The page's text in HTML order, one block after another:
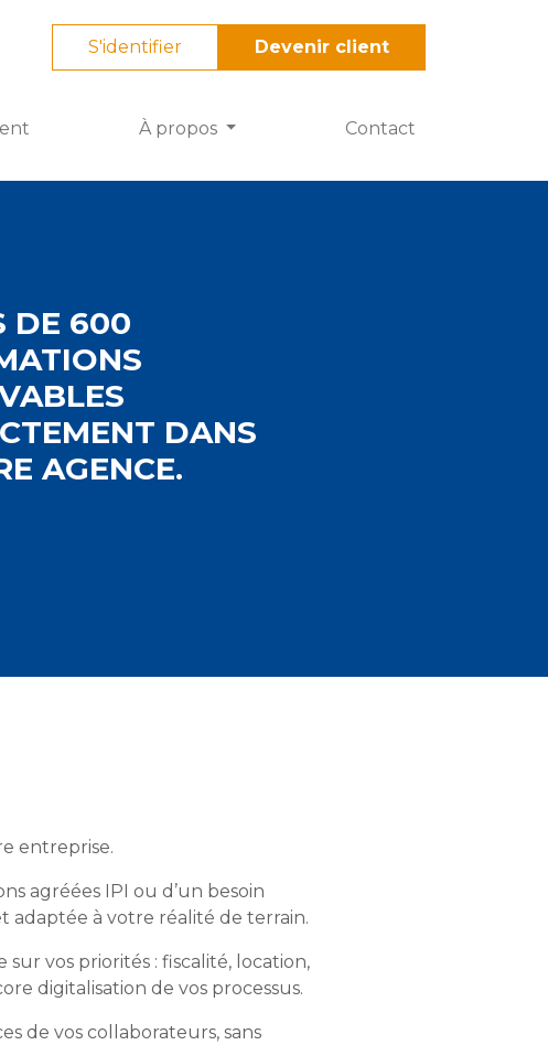
S'identifier Devenir client
À propos Contact
DE 600
DANS
AGENCE.
entreprise.
agréées IPI ou d’un besoin
adaptée à votre réalité de terrain.
vos priorités : fiscalité, location,
digitalisation de vos processus.
de vos collaborateurs, sans